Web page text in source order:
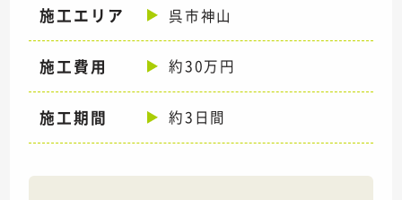
施工エリア 呉市神山
施工費用 約30万円
施工期間 約3日間